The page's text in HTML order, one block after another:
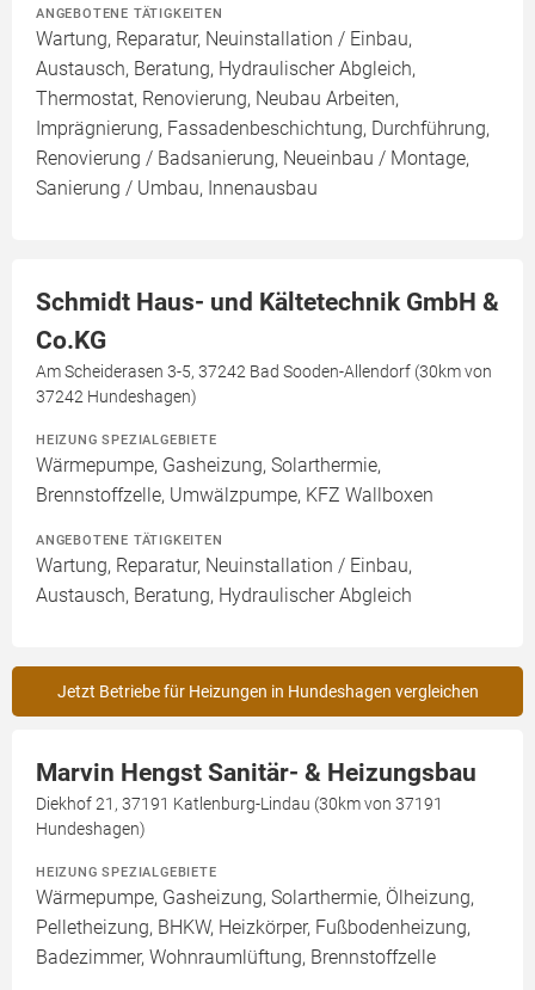
ANGEBOTENE TÄTIGKEITEN
Wartung, Reparatur, Neuinstallation / Einbau,
Austausch, Beratung, Hydraulischer Abgleich,
Thermostat, Renovierung, Neubau Arbeiten,
Imprägnierung, Fassadenbeschichtung, Durchführung,
Renovierung / Badsanierung, Neueinbau / Montage,
Sanierung / Umbau, Innenausbau
Schmidt Haus- und Kältetechnik GmbH &
Co.KG
Am Scheiderasen 3-5, 37242 Bad Sooden-Allendorf (30km von
37242 Hundeshagen)
HEIZUNG SPEZIALGEBIETE
Wärmepumpe, Gasheizung, Solarthermie,
Brennstoffzelle, Umwälzpumpe, KFZ Wallboxen
ANGEBOTENE TÄTIGKEITEN
Wartung, Reparatur, Neuinstallation / Einbau,
Austausch, Beratung, Hydraulischer Abgleich
Jetzt Betriebe für Heizungen in Hundeshagen vergleichen
Marvin Hengst Sanitär- & Heizungsbau
Diekhof 21, 37191 Katlenburg-Lindau (30km von 37191
Hundeshagen)
HEIZUNG SPEZIALGEBIETE
Wärmepumpe, Gasheizung, Solarthermie, Ölheizung,
Pelletheizung, BHKW, Heizkörper, Fußbodenheizung,
Badezimmer, Wohnraumlüftung, Brennstoffzelle